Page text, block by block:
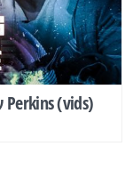
Perkins (vids)